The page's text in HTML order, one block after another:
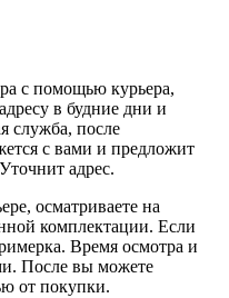
с помощью курьера,
в будние дни и
служба, после
с вами и предложит
адрес.
осматриваете на
комплектации. Если
Время осмотра и
После вы можете
от покупки.